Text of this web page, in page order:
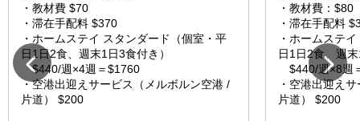
・教材費 $70
・滞在手配料 $370
・ホームステイ スタンダード（個室・平
日1日2食、週末1日3食付き）
$440/週×4週＝$1760
・空港出迎えサービス（メルボルン空港 /
片道） $200
・教材費：$80
・滞在手配料
・ホームステ
日1日2食、週
$440/週×8週
・空港出迎え
片道） $200